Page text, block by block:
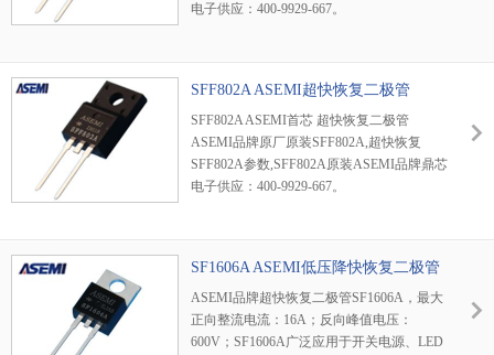
电子供应：400-9929-667。
SFF802A ASEMI超快恢复二极管
SFF802A ASEMI首芯 超快恢复二极管
ASEMI品牌原厂原装SFF802A,超快恢复
SFF802A参数,SFF802A原装ASEMI品牌鼎芯
电子供应：400-9929-667。
SF1606A ASEMI低压降快恢复二极管
ASEMI品牌超快恢复二极管SF1606A，最大
正向整流电流：16A；反向峰值电压：
600V；SF1606A广泛应用于开关电源、LED